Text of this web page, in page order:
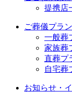
提携店
ご葬儀プラン
一般葬
家族葬
直葬プ
自宅葬
お知らせ・